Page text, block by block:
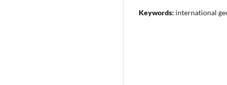
Keywords: international